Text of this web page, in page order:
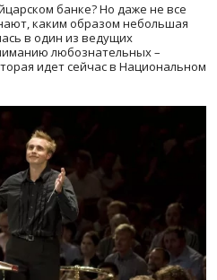
банке? Но даже не все
каким образом небольшая
в один из ведущих
любознательных –
идет сейчас в Национальном